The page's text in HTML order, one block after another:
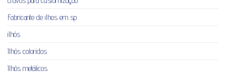
Fabricante de ilhos em sp
ilhós
Ilhós coloridos
Ilhós metálicos